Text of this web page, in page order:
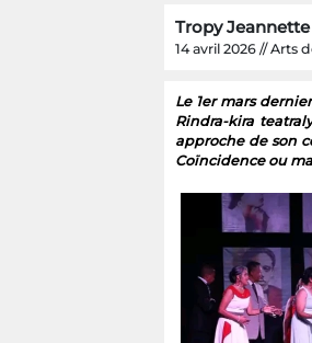
Tropy
14 avril 2026 // Arts
Le 1er mars
Rindra-kira
approche de son
Coïncidence ou